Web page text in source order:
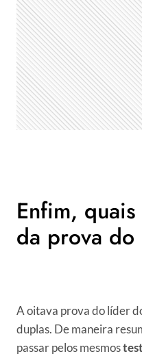
Enfim,
da prova
A oitava prova do líder
duplas. De maneira
passar pelos mesmos